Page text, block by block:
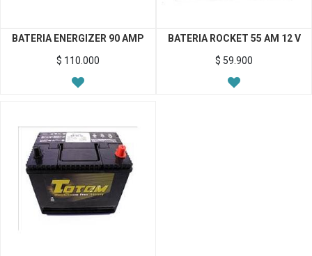
BATERIA ENERGIZER 90 AMP
$ 110.000
BATERIA ROCKET 55 AM 12 V
$ 59.900